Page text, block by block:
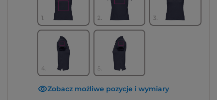
1. 2. 3.
4. 5.
Zobacz możliwe pozycje i wymiary